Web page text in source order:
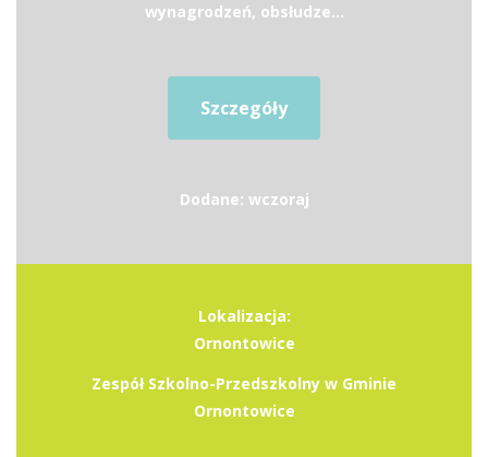
wynagrodzeń, obsłudze...
Szczegóły
Dodane: wczoraj
Lokalizacja:
Ornontowice
Zespół Szkolno-Przedszkolny w Gminie
Ornontowice